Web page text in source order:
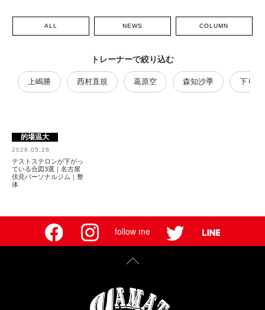
ALL NEWS COLUMN
トレーナーで絞り込む
上嶋勝 西村直規 葛原空 森知沙季 下り
的場温大
2026.05.28
テストステロンが下がっ
ている合図3選｜名古屋
伏見パーソナルジム｜整
体
follow me